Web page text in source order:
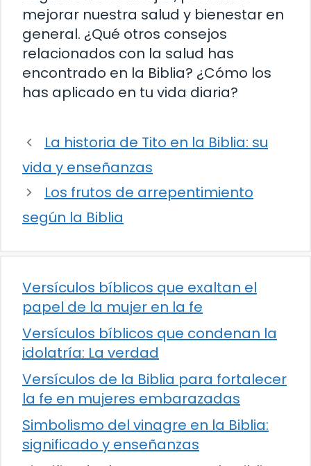
mejorar nuestra salud y bienestar en
general. ¿Qué otros consejos
relacionados con la salud has
encontrado en la Biblia? ¿Cómo los
has aplicado en tu vida diaria?
La historia de Tito en la Biblia: su
vida y enseñanzas
Los frutos de arrepentimiento
según la Biblia
Versículos bíblicos que exaltan el
papel de la mujer en la fe
Versículos bíblicos que condenan la
idolatría: La verdad
Versículos de la Biblia para fortalecer
la fe en mujeres embarazadas
Simbolismo del vinagre en la Biblia:
significado y enseñanzas